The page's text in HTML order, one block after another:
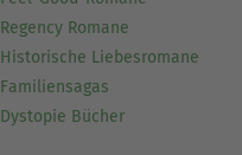
Regency Romane
Historische Liebesromane
Familiensagas
Dystopie Bücher